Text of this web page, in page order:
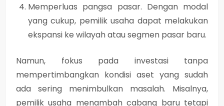
Memperluas pangsa pasar. Dengan modal
yang cukup, pemilik usaha dapat melakukan
ekspansi ke wilayah atau segmen pasar baru.
Namun, fokus pada investasi tanpa
mempertimbangkan kondisi aset yang sudah
ada sering menimbulkan masalah. Misalnya,
pemilik usaha menambah cabang baru tetapi